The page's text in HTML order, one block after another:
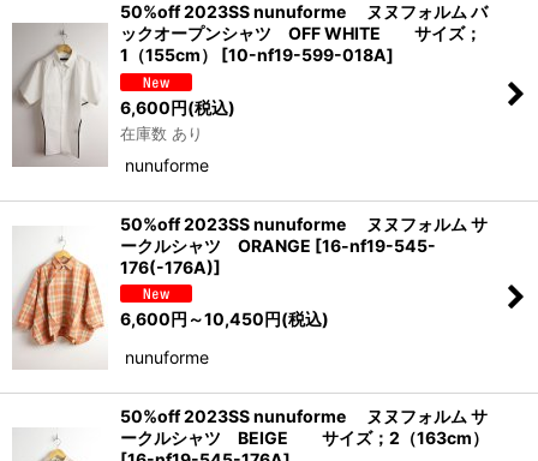
50%off 2023SS nunuforme ヌヌフォルム バ
ックオープンシャツ OFF WHITE サイズ；
1（155cm）
[10-nf19-599-018A]
6,600円(税込)
在庫数 あり
nunuforme
50%off 2023SS nunuforme ヌヌフォルム サ
ークルシャツ ORANGE [16-nf19-545-
176(-176A)]
6,600 円 ～10,450 円(税込)
nunuforme
50%off 2023SS nunuforme ヌヌフォルム サ
ークルシャツ BEIGE サイズ；2（163cm）